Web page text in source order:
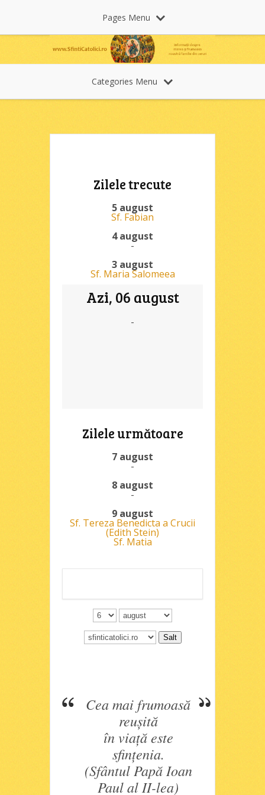
Pages Menu
Categories Menu
Zilele trecute
5 august
Sf. Fabian
4 august
-
3 august
Sf. Maria Salomeea
Azi, 06 august
-
Zilele următoare
7 august
-
8 august
-
9 august
Sf. Tereza Benedicta a Crucii
(Edith Stein)
Sf. Matia
Cea mai frumoasă
reuşită
în viaţă este
sfinţenia.
(Sfântul Papă Ioan
Paul al II-lea)